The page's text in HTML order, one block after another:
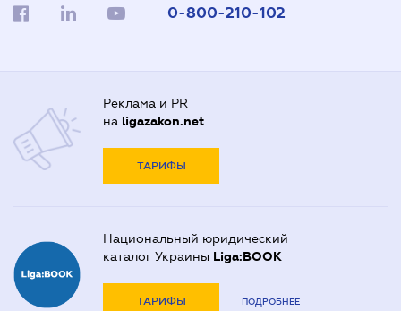
0-800-210-102
Реклама и PR
на ligazakon.net
ТАРИФЫ
Национальный юридический
каталог Украины Liga:BOOK
ТАРИФЫ ПОДРОБНЕЕ